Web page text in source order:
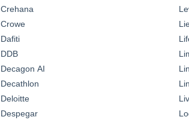
Crehana
Crowe
Dafiti
DDB
Decagon AI
Decathlon
Deloitte
Despegar